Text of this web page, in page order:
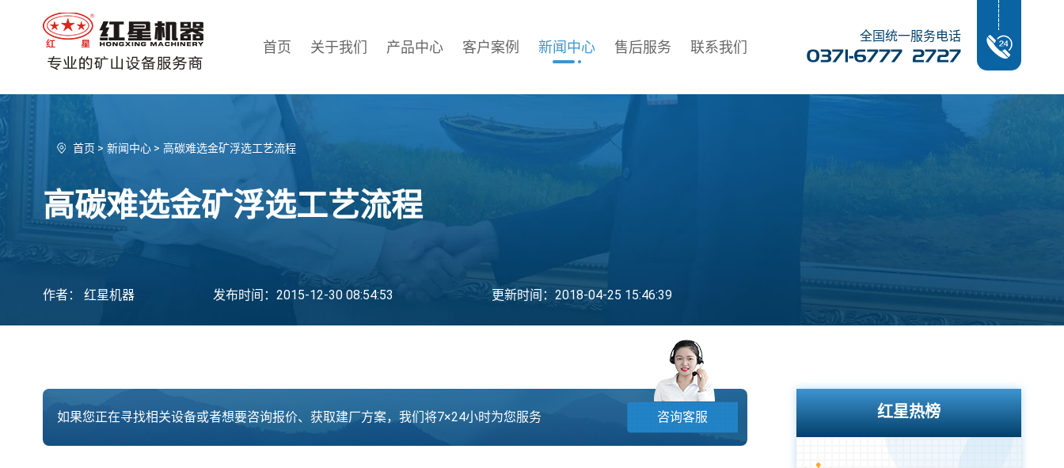
首页 关于我们 产品中心 客户案例 新闻中心 售后服务 联系我们
全国统一服务电话
首页> 新闻中心 > 高碳难选金矿浮选工艺流程
高碳难选金矿浮选工艺流程
作者： 红星机器 发布时间：2015-12-30 08:54:53 更新时间：2018-04-25 15:46:39
如果您正在寻找相关设备或者想要咨询报价、获取建厂方案，我们将7×24小时为您服务 咨询客服 红星热榜